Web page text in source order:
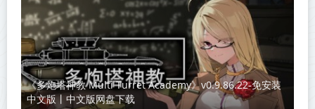
《多炮塔神教 Multi Turret Academy》v0.9.86.22-免安装
中文版丨中文版网盘下载